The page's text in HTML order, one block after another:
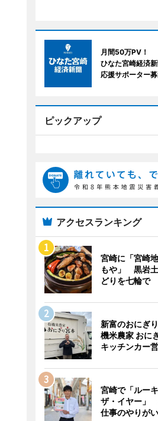
月間50万PV！
ひなた宮崎経済
応援サポーター
ピックアップ
アクセスランキング
宮崎に「宮崎
もや」 黒岩
どりを七輪で
新富のおにぎ
機米農家 おに
キッチンカー
宮崎で「ルー
ザ・イヤー」
仕事のやりが